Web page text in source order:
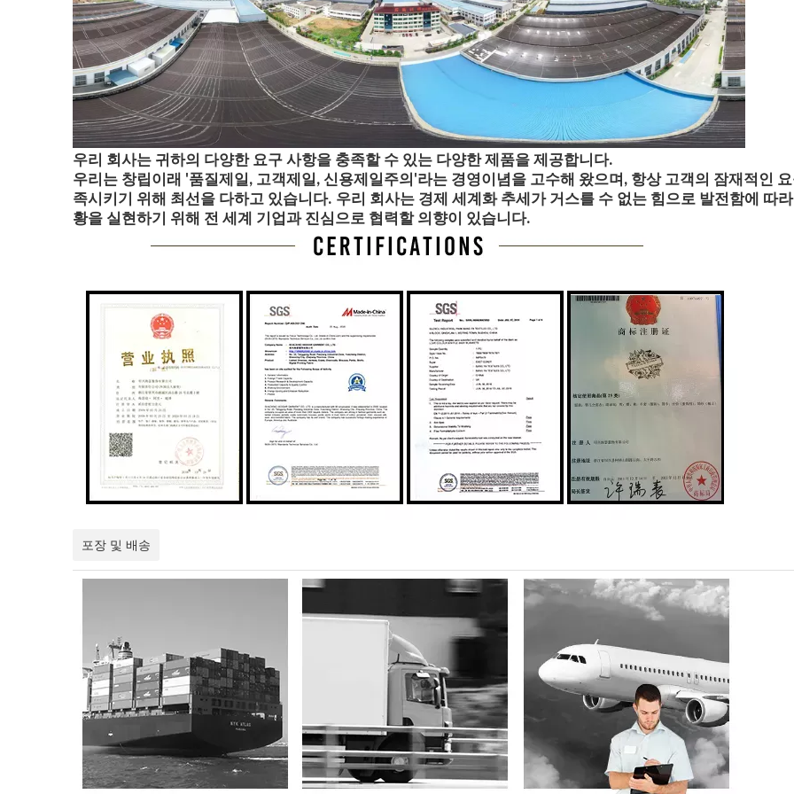
우리 회사는 귀하의 다양한 요구 사항을 충족할 수 있는 다양한 제품을 제공합니다.
우리는 창립이래 '품질제일, 고객제일, 신용제일주의'라는 경영이념을 고수해 왔으며, 항상 고객의 잠재적인
족시키기 위해 최선을 다하고 있습니다. 우리 회사는 경제 세계화 추세가 거스를 수 없는 힘으로 발전함에 따
황을 실현하기 위해 전 세계 기업과 진심으로 협력할 의향이 있습니다.
포장 및 배송